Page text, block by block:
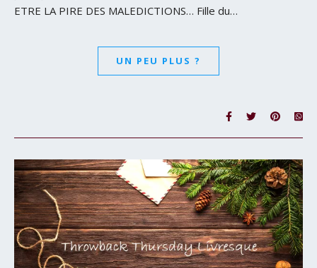
ETRE LA PIRE DES MALEDICTIONS… Fille du…
UN PEU PLUS ?